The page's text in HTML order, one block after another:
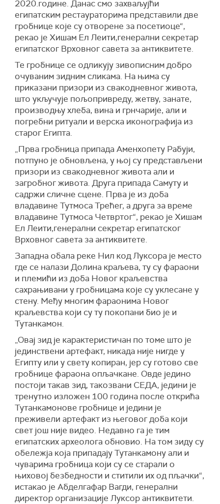
2020.године. Данас смо захваљујћи
египатским рестаураторима представили две
гробнице које су отворене за посетиоце“,
рекао је Хишам Ел Леити,генерални секретар
египатског Врховног савета за антиквитете.
Те гробнице се одликују зивописним добро
очуваним зидним сликама. На њима су
приказани призори из свакодневног живота,
што укључује пољопривреду, жетву, занате,
производњу хлеба, вина и грнчарије, али и
погребни ритуали и верска иконографија из
старог Египта.
„Прва гробница припада Аменхопету Рабуји,
потпуно је обновљена, у њој су представљени
призори из свакодневног живота али и
загробног живота. Друга припада Самуту и
садржи сличне сцене. Прва је из доба
владавине Тутмоса Трећег, а друга за време
владавине Тутмоса Четвртог“, рекао је Хишам
Ел Леити,генерални секретар египатског
Врховног савета за антиквитете.
Западна обала реке Нил код Луксора је место
где се налази Долина краљева, ту су фараони
и племићи из доба Новог краљевства
сахрањивани у гробницама које су уклесане у
стену. Међу многим фараонима Новог
краљевства који су ту покопани био је и
Тутанкамон.
„Овај зид је карактеристичан по томе што је
јединствени артефакт, никада није нигде у
Египту или у свету копиран, јер су готово све
гробнице фараона опљачкане. Овде једино
постоји такав зид, такозвани СЕДА, једини је
тренутно изложен 100 година после открића
Тутанкамонове гробнице и једини је
преживели артефакт из његовог доба који
свет још није видео. Недавно га је тим
египатских археолога обновио. На том зиду су
обележја која припадају Тутанкамону али и
чуварима гробница који су се старали о
њиховој безбедности и ститили их од пљачки“,
истакао је Абделгафар Вагди, генерални
директор организације Луксор антиквитети.